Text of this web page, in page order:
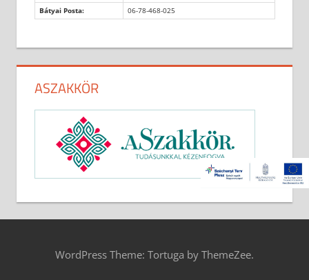
Bátyai Posta:
06-78-468-025
ASZAKKÖR
WordPress Theme: Tortuga by ThemeZee.